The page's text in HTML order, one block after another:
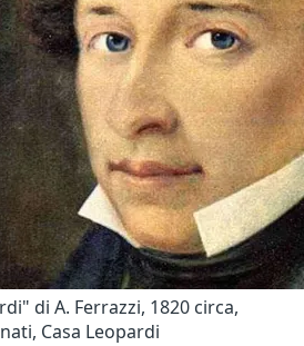
di A. Ferrazzi, 1820 circa,
Casa Leopardi